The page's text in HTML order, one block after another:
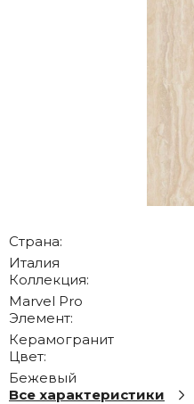
Страна:
Италия
Коллекция:
Marvel Pro
Элемент:
Керамогранит
Цвет:
Бежевый
Все характеристики